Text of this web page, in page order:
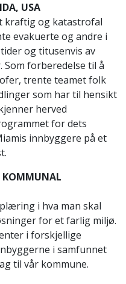
USA
kraftig og katastrofal
evakuerte og andre i
og titusenvis av
forberedelse til å
trente teamet folk
som har til hensikt
herved
for dets
innbyggere på et
KOMMUNAL
i hva man skal
for et farlig miljø.
i forskjellige
i samfunnet
til vår kommune.